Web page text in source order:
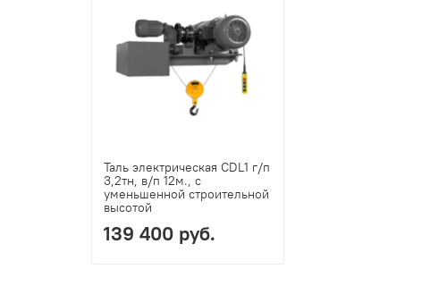
Таль электрическая CDL1 г/п
3,2тн, в/п 12м., с
уменьшенной строительной
высотой
139 400 руб.